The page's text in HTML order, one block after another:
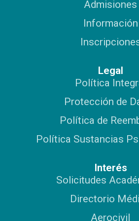
Interés
Solicitudes
Directorio
Aerocivil
Legal
Política
Protección de
Política de
Política Sustancias
Admisiones
Información
volemosalto@halcones.co
Hangares 41, 67 y 79
Hangar 1
volemosalto@halcones.co
Hangares 41, 67 y 79
Hangar 1
volemosalto@halcones.co
Hangares 41, 67 y 79
Hangar 1